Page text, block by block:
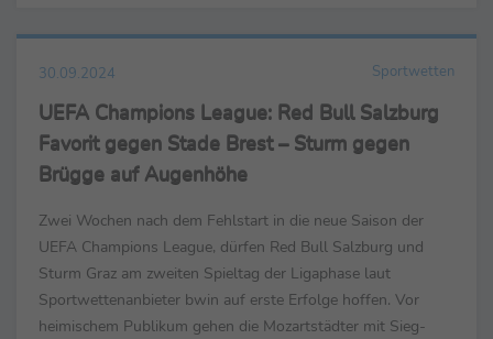
30.09.2024 Sportwetten
UEFA Champions League: Red Bull Salzburg
Favorit gegen Stade Brest – Sturm gegen
Brügge auf Augenhöhe
Zwei Wochen nach dem Fehlstart in die neue Saison der
UEFA Champions League, dürfen Red Bull Salzburg und
Sturm Graz am zweiten Spieltag der Ligaphase laut
Sportwettenanbieter bwin auf erste Erfolge hoffen. Vor
heimischem Publikum gehen die Mozartstädter mit Sieg-